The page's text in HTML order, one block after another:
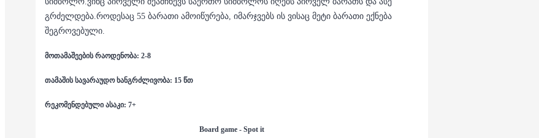
გრძელდება.როდესაც 55 ბარათი ამოიწურება, იმარჯვებს ის ვისაც მეტი ბარათი ექნება
შეგროვებული.
მოთამაშეების რაოდენობა: 2-8
თამაშის სავარაუდო ხანგრძლივობა: 15 წთ
რეკომენდებული ასაკი: 7+
Board game - Spot it